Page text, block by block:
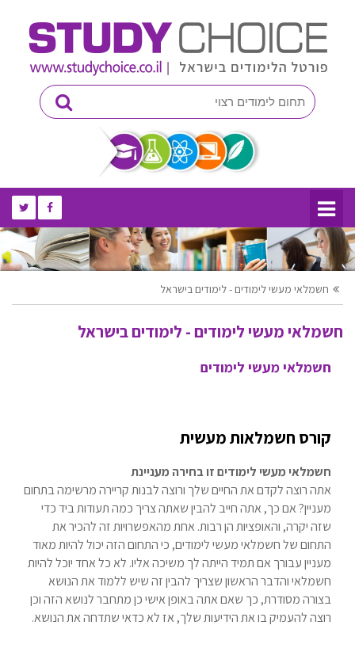
חשמלאי מעשי לימודים - לימודים בישראל
חשמלאי מעשי לימודים - לימודים בישראל
חשמלאי מעשי לימודים
קורס חשמלאות מעשית
חשמלאי מעשי לימודים זו בחירה מעניינת
אתה רוצה לקדם את החיים שלך ורוצה לבנות קריירה מרשימה בתחום
מעניין? אם כך, אתה חייב להבין שאתה צריך כמה תעודות ביד כדי
שזה יקרה, והאופציות הן רבות. אחת מהאפשרויות זה להכיר את
התחום של חשמלאי מעשי לימודים, כי התחום הזה יכול להיות מאוד
מעניין עבורך אם תמיד הייתה לך משיכה אליו. לא כל אחד יוכל להיות
חשמלאי והדבר הראשון שצריך להבין זה שיש ללמוד את הנושא
בצורה מסודרת, כך שאם אתה באופן אישי כן מתחבר לנושא הזה וכן
רוצה להעמיק בו את הידיעות שלך, אז לא כדאי שתדחה את הנושא.